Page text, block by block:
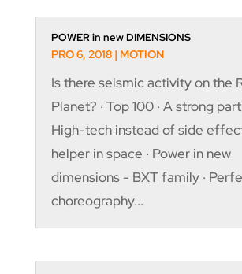
POWER in new DIMENSIONS
PRO 6, 2018| MOTION
Is there seismic activity on the
Planet? · Top 100 · A strong
High-tech instead of side
helper in space · Power in new
dimensions - BXT family ·
choreography...